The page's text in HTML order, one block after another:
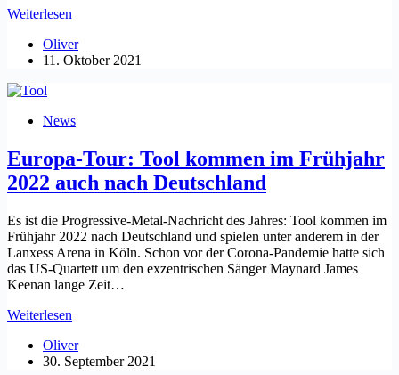
Weiterlesen
Support
bei
von
und
Symphony
X
Oliver
11. Oktober 2021
News
Europa-Tour: Tool kommen im Frühjahr
2022 auch nach Deutschland
Es ist die Progressive-Metal-Nachricht des Jahres: Tool kommen im
Frühjahr 2022 nach Deutschland und spielen unter anderem in der
Lanxess Arena in Köln. Schon vor der Corona-Pandemie hatte sich
das US-Quartett um den exzentrischen Sänger Maynard James
Keenan lange Zeit…
Weiterlesen
Tool
kommen
Oliver
30. September 2021